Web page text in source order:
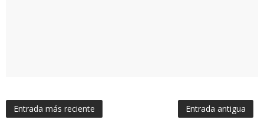
Entrada más reciente Entrada antigua